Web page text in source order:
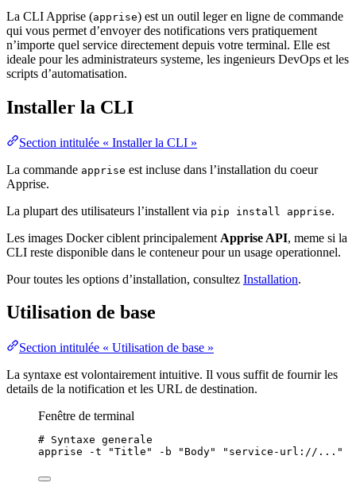
La CLI Apprise (apprise) est un outil leger en ligne de commande
qui vous permet d’envoyer des notifications vers pratiquement
n’importe quel service directement depuis votre terminal. Elle est
ideale pour les administrateurs systeme, les ingenieurs DevOps et les
scripts d’automatisation.
Installer la CLI
Section intitulée « Installer la CLI »
La commande apprise est incluse dans l’installation du coeur
Apprise.
La plupart des utilisateurs l’installent via pip install apprise.
Les images Docker ciblent principalement Apprise API, meme si la
CLI reste disponible dans le conteneur pour un usage operationnel.
Pour toutes les options d’installation, consultez Installation.
Utilisation de base
Section intitulée « Utilisation de base »
La syntaxe est volontairement intuitive. Il vous suffit de fournir les
details de la notification et les URL de destination.
Fenêtre de terminal
# Syntaxe generale
apprise
-t "Title " -b " Body" " service-url://... "